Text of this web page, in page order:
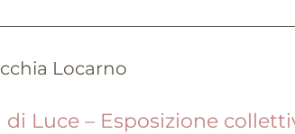
Locarno
Luce – Esposizione